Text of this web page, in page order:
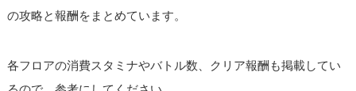
の攻略と報酬をまとめています。
各フロアの消費スタミナやバトル数、クリア報酬も掲載してい